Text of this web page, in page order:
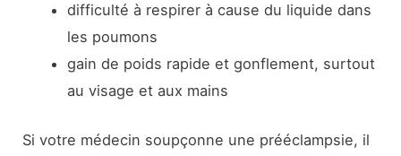
difficulté à respirer à cause du liquide dans
les poumons
gain de poids rapide et gonflement, surtout
au visage et aux mains
Si votre médecin soupçonne une prééclampsie, il